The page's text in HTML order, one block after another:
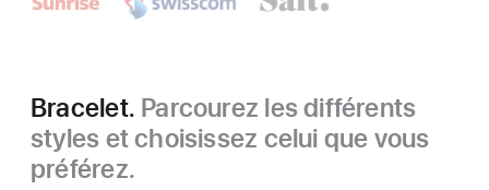
Bracelet. Parcourez les différents
styles et choisissez celui que vous
préférez.